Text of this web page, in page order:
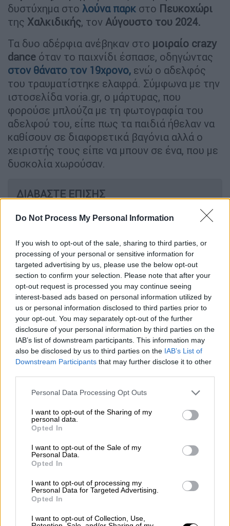
Do Not Process My Personal Information
If you wish to opt-out of the sale, sharing to third parties, or
processing of your personal or sensitive information for
targeted advertising by us, please use the below opt-out
section to confirm your selection. Please note that after your
opt-out request is processed you may continue seeing
interest-based ads based on personal information utilized by
us or personal information disclosed to third parties prior to
your opt-out. You may separately opt-out of the further
disclosure of your personal information by third parties on the
IAB’s list of downstream participants. This information may
also be disclosed by us to third parties on the IAB’s List of
Downstream Participants that may further disclose it to other
Please note that this website/app uses one or more Google
not limited to your visit or usage behaviour. You may click to
grant or deny consent to Google and its third-party tags to
use your data for below specified purposes in below Google
consent section.
Personal Data Processing Opt Outs
I want to opt-out of the Sharing of my
personal data.
Opted In
I want to opt-out of the Sale of my
Personal Data.
Opted In
I want to opt-out of processing my
Personal Data for Targeted Advertising.
Opted In
I want to opt-out of Collection, Use,
δυστύχημα στο λούνα παρκ στο Πευκοχώρι
της Χαλκιδικής, τον Αύγουστο του 2024.
Τα δυο αδέρφια ανέβηκαν στο μοιραίο crazy
dance όταν το παιχνίδι έσπασε, οδηγώντας
στον θάνατο τον 19χρονο, ενώ ο αδελφός
του τραυματίστηκε ελαφρά. Σύμφωνα με την
ιστοσελίδα voria.gr, ο μάρτυρας, που
φορούσε μπλούζα με τη φωτογραφία του
αδελφού του, είπε πως τα παιδιά ήθελαν να
καθίσουν σε διαφορετικά βαγόνια αλλά ο
χειριστής τους είπε να μπουν σε ένα, που με
δυσκολία χωρούσαν.
ΔΙΑΒΑΣΤΕ ΕΠΙΣΗΣ
Ελλάδα|27.11.2025 19:38
ανάγκης Αττική και Μεγανήσι
Λευκάδας - «Πράσινο φως» από
ΡΑΑΕΥ
«Άκουσα ένα κρακ και ένιωσα το
κάθισμα να φεύγει»
«Είχε ουσιαστικά μόνο μια μπάρα που δεν
δεμένοι στο κάθισμα. Οχειριστής
ήρθε και
μας έριξε ένα βλέμμα χωρίς να πει αν
είμαστε σωστά στο κάθισμα», ανέφερε
άκουσε τον χειριστή -τρίτο κατηγορούμενο-
να λέει σε έναν άλλον «θα τους κάνω να μην
σηκώνουν
κεφάλι».
«Στην αρχή πήγαινε αργά όμως μετά η